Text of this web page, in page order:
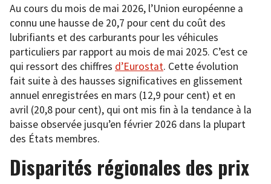
Au cours du mois de mai 2026, l’Union européenne a
connu une hausse de 20,7 pour cent du coût des
lubrifiants et des carburants pour les véhicules
particuliers par rapport au mois de mai 2025. C’est ce
qui ressort des chiffres d’Eurostat. Cette évolution
fait suite à des hausses significatives en glissement
annuel enregistrées en mars (12,9 pour cent) et en
avril (20,8 pour cent), qui ont mis fin à la tendance à la
baisse observée jusqu’en février 2026 dans la plupart
des États membres.
Disparités régionales des prix